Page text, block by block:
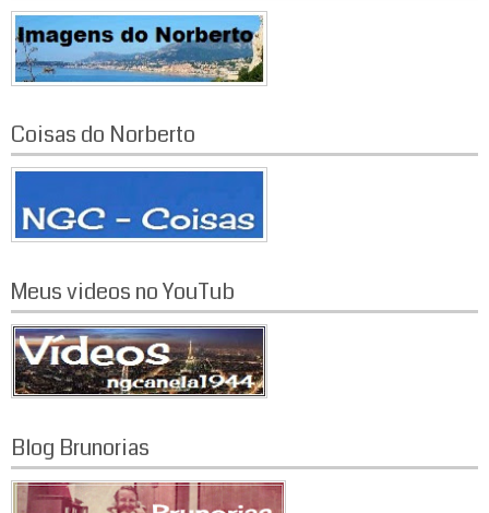
Coisas do Norberto
Meus videos no YouTub
Blog Brunorias